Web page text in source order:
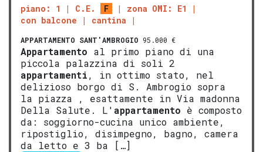
piano: 1 C.E. F
zona OMI: E1
con balcone
cantina
APPARTAMENTO SANT'AMBROGIO 95.000 €
Appartamento al primo piano di una
piccola palazzina di soli 2
appartamenti, in ottimo stato, nel
delizioso borgo di S. Ambrogio sopra
la piazza , esattamente in Via madonna
Della Salute. L' appartamento è composto
da: soggiorno-cucina unico ambiente,
ripostiglio, disimpegno, bagno, camera
da letto e 3 ba […]